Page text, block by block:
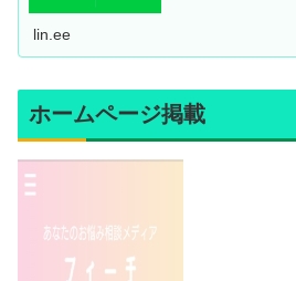
lin.ee
ホームページ掲載